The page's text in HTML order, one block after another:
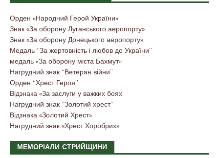
Орден «Народний Герой України»
Знак «За оборону Луганського аеропорту»
Знак «За оборону Донецького аеропорту»
Медаль “За жертовність і любов до України”
медаль «За оборону міста Бахмут»
Нагрудний знак “Ветеран війни”
Орден “Хрест Героя”
Відзнака «За заслуги у важких боях
Нагрудний знак “Золотий хрест”
Відзнака «Золотий Хрест»
Нагрудний знак «Хрест Хоробрих»
МЕМОРІАЛИ СТРИЙЩИНИ